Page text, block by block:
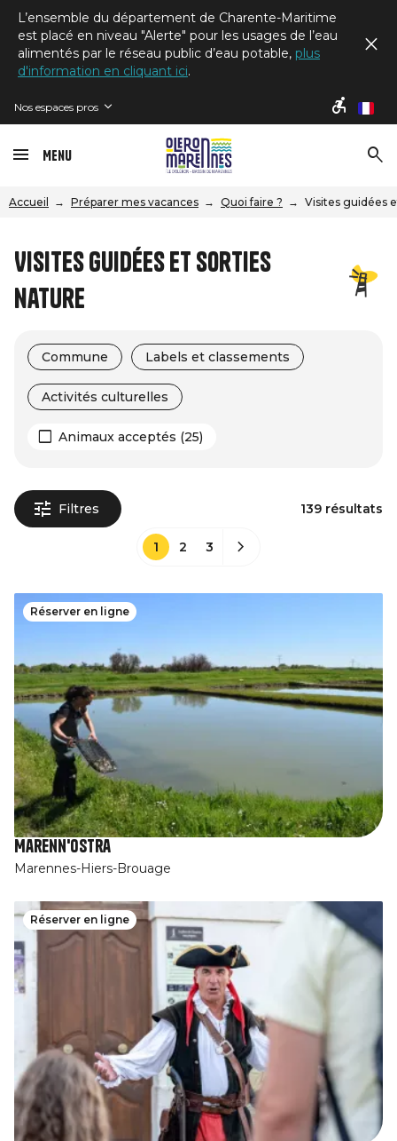
L’ensemble du département de Charente-Maritime
est placé en niveau "Alerte" pour les usages de l’eau
alimentés par le réseau public d’eau potable, plus
d'information en cliquant ici.
Nos espaces pros fr
Menu
Accueil Préparer mes vacances Quoi faire ? Visites guidées
Visites guidées et sorties
nature
Commune Labels et classements
Activités culturelles
Animaux acceptés (25)
Filtres 139 résultats
1 2 3
Réserver en ligne
Marenn'Ostra
Marennes-Hiers-Brouage
Réserver en ligne